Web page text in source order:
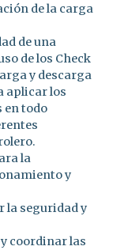
de la carga
de una
de los Check
y descarga
aplicar los
en todo
la
y
la seguridad y
coordinar las